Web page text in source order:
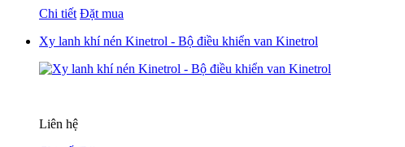
Chi tiết Đặt mua
Xy lanh khí nén Kinetrol - Bộ điều khiển van Kinetrol
Liên hệ